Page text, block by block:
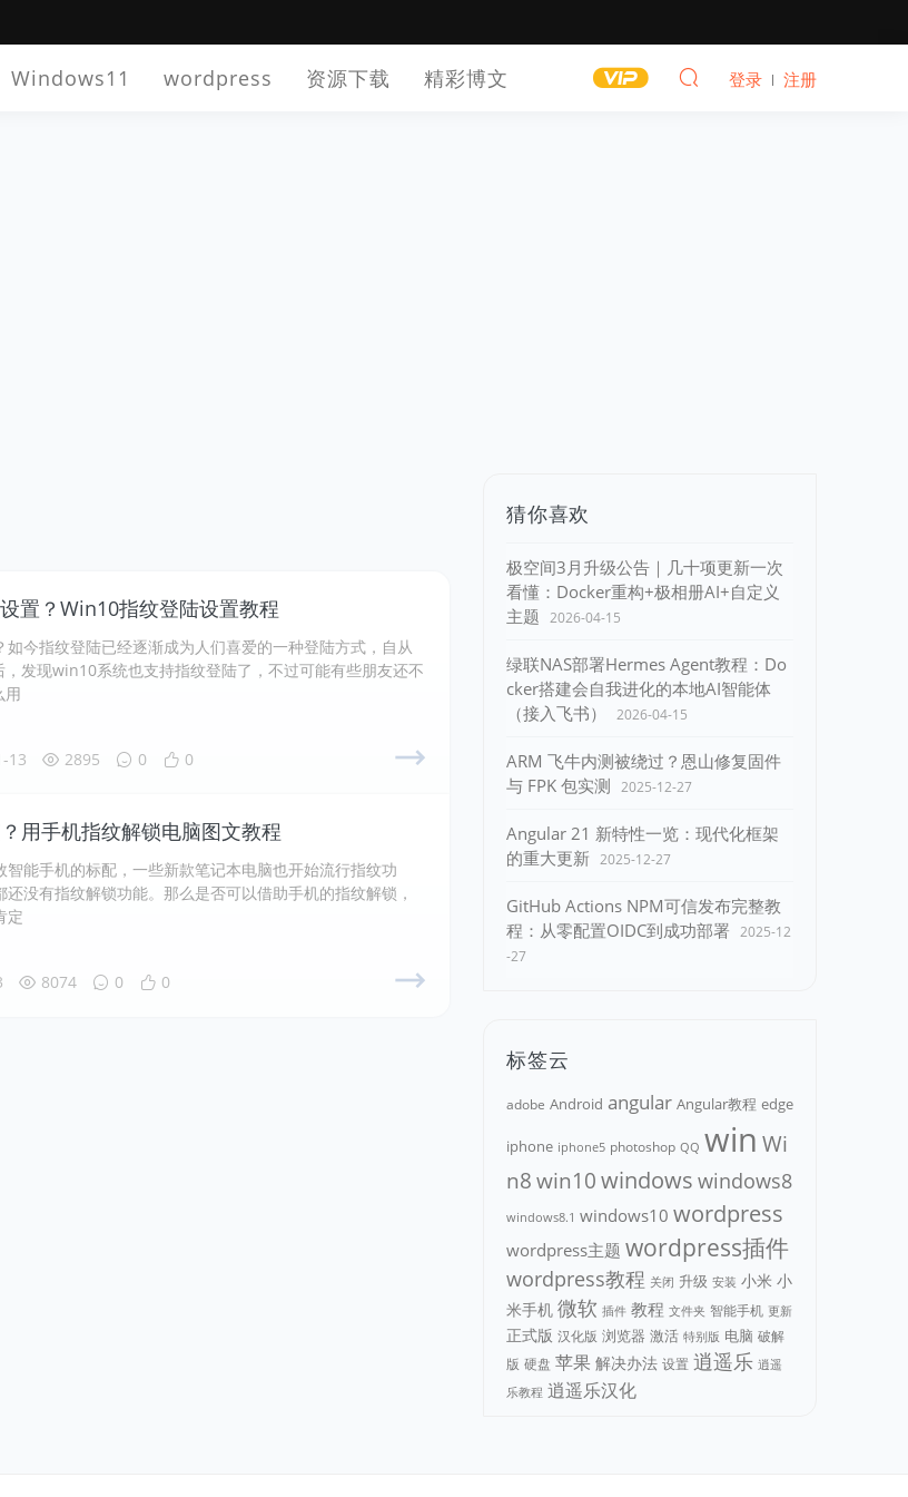
Windows11 wordpress 资源下载 精彩博文 登录 注册
置？Win10指纹登陆设置教程
今指纹登陆已经逐渐成为人们喜爱的一种登陆方式，自从
发现win10系统也支持指纹登陆了，不过可能有些朋友还不
用
13 2895 0 0
用手机指纹解锁电脑图文教程
能手机的标配，一些新款笔记本电脑也开始流行指纹功
没有指纹解锁功能。那么是否可以借助手机的指纹解锁，
定
8074 0 0
猜你喜欢
极空间3月升级公告｜几十项更新一次
看懂：Docker重构+极相册AI+自定义
主题 2026-04-15
绿联NAS部署Hermes Agent教程：Do
cker搭建会自我进化的本地AI智能体
（接入飞书）
2026-04-15
ARM 飞牛内测被绕过？恩山修复固件
与 FPK 包实测 2025-12-27
Angular 21 新特性一览：现代化框架
的重大更新 2025-12-27
GitHub Actions NPM可信发布完整教
程：从零配置OIDC到成功部署 2025-12
-27
标签云
adobe Android angular Angular教程 edge
iphone iphone5 photoshop QQ win Wi
n8win10windows windows8
windows8.1 windows10 wordpress
wordpress主题 wordpress插件
wordpress教程 关闭 升级 安装 小米 小
米手机 微软 插件 教程 文件夹 智能手机 更新
正式版 汉化版 浏览器 激活 特别版 电脑 破解
版 硬盘 苹果 解决办法 设置 逍遥乐 逍遥
乐教程 逍遥乐汉化